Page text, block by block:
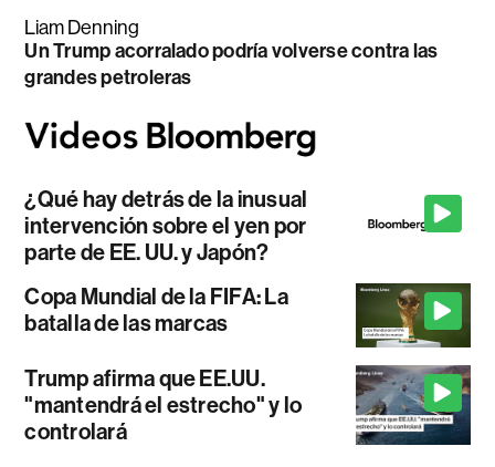
Liam Denning
Un Trump acorralado podría volverse contra las
grandes petroleras
¿Qué hay detrás de la inusual
intervención sobre el yen por
parte de EE. UU. y Japón?
Copa Mundial de la FIFA: La
batalla de las marcas
Trump afirma que EE.UU.
"mantendrá el estrecho" y lo
controlará